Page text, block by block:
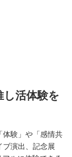
し活体験を
体験」や「感情共
演出、記念展